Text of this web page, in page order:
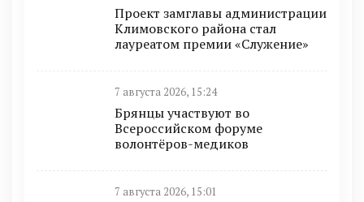
Проект замглавы администрации
Климовского района стал
лауреатом премии «Служение»
7 августа 2026, 15:24
Брянцы участвуют во
Всероссийском форуме
волонтёров-медиков
7 августа 2026, 15:01